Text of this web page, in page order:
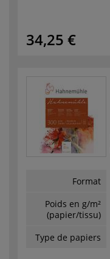
34,25 €
Format
Poids en g/m²
(papier/tissu)
Type de papiers